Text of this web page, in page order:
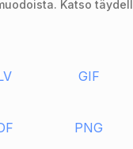
Katso
GIF
PNG